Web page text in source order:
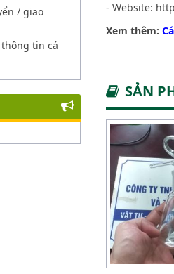
- Website:
Xem thêm:
SẢN
/ giao
tin cá